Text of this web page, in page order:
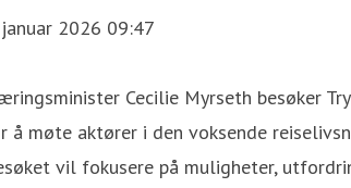
2026 09:47
Cecilie Myrseth besøker
å møte aktører i den voksende
vil fokusere på muligheter,